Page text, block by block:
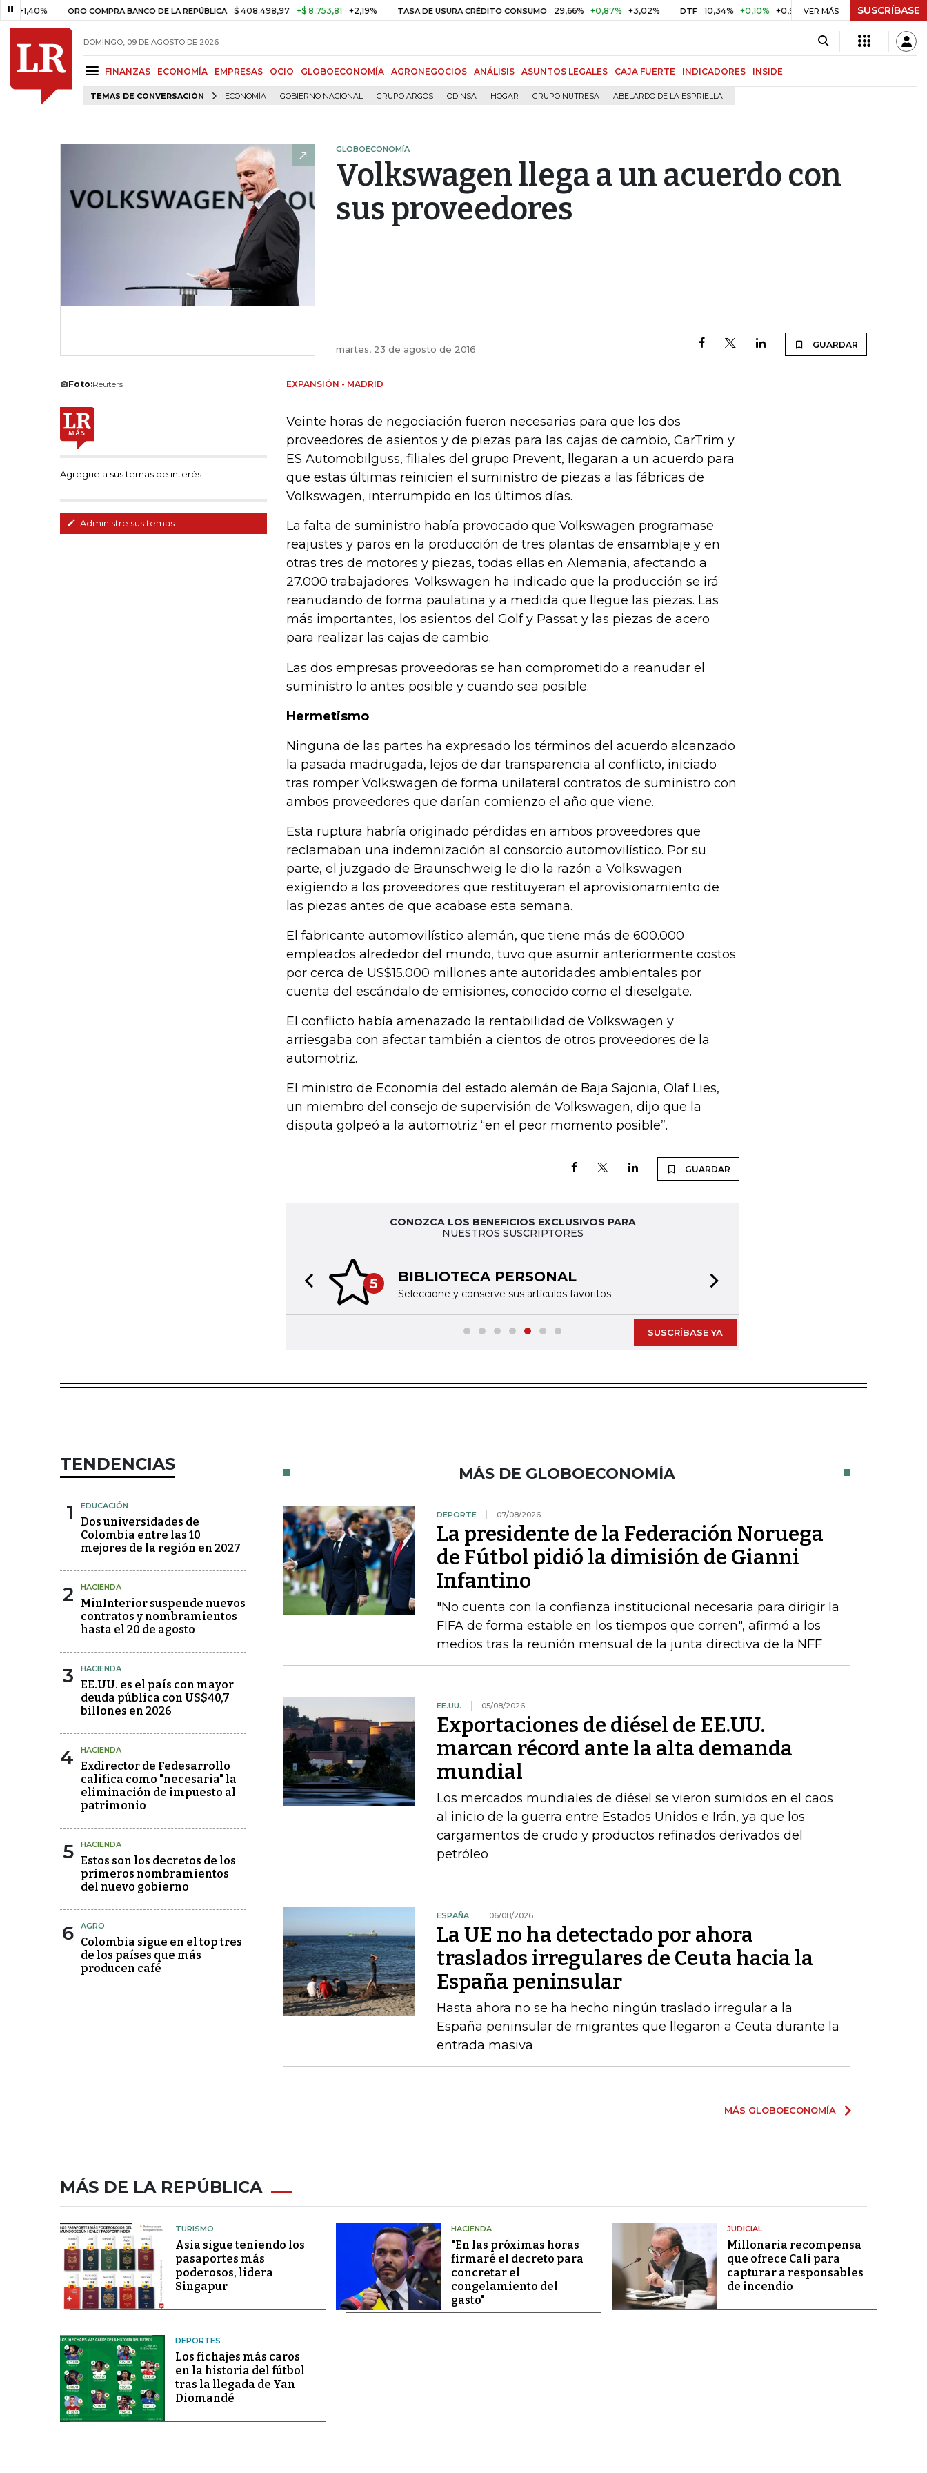
ORO COMPRA BANCO DE LA REPÚBLICA $ 408.498,97 +$ 8.753,81 +2,19% TASA DE USURA CRÉDITO CONSUMO 29,66% +0,87% +3,02% DTF 10,34% +0,10% +0,98% UVR $ 417,01 +$ 0,05 +0,01%
VER MÁS SUSCRÍBASE
DOMINGO, 09 DE AGOSTO DE 2026
FINANZAS ECONOMÍA EMPRESAS OCIO GLOBOECONOMÍA AGRONEGOCIOS ANÁLISIS ASUNTOS LEGALES CAJA FUERTE INDICADORES INSIDE
TEMAS DE CONVERSACIÓN ECONOMÍA GOBIERNO NACIONAL GRUPO ARGOS ODINSA HOGAR GRUPO NUTRESA ABELARDO DE LA ESPRIELLA
GLOBOECONOMÍA
Volkswagen llega a un acuerdo con
sus proveedores
martes, 23 de agosto de 2016 GUARDAR
Foto:Reuters
Agregue a sus temas de interés
Administre sus temas
EXPANSIÓN - MADRID
Veinte horas de negociación fueron necesarias para que los dos
proveedores de asientos y de piezas para las cajas de cambio, CarTrim y
ES Automobilguss, filiales del grupo Prevent, llegaran a un acuerdo para
que estas últimas reinicien el suministro de piezas a las fábricas de
Volkswagen, interrumpido en los últimos días.
La falta de suministro había provocado que Volkswagen programase
reajustes y paros en la producción de tres plantas de ensamblaje y en
otras tres de motores y piezas, todas ellas en Alemania, afectando a
27.000 trabajadores. Volkswagen ha indicado que la producción se irá
reanudando de forma paulatina y a medida que llegue las piezas. Las
más importantes, los asientos del Golf y Passat y las piezas de acero
para realizar las cajas de cambio.
Las dos empresas proveedoras se han comprometido a reanudar el
suministro lo antes posible y cuando sea posible.
Hermetismo
Ninguna de las partes ha expresado los términos del acuerdo alcanzado
la pasada madrugada, lejos de dar transparencia al conflicto, iniciado
tras romper Volkswagen de forma unilateral contratos de suministro con
ambos proveedores que darían comienzo el año que viene.
Esta ruptura habría originado pérdidas en ambos proveedores que
reclamaban una indemnización al consorcio automovilístico. Por su
parte, el juzgado de Braunschweig le dio la razón a Volkswagen
exigiendo a los proveedores que restituyeran el aprovisionamiento de
las piezas antes de que acabase esta semana.
El fabricante automovilístico alemán, que tiene más de 600.000
empleados alrededor del mundo, tuvo que asumir anteriormente costos
por cerca de US$15.000 millones ante autoridades ambientales por
cuenta del escándalo de emisiones, conocido como el dieselgate.
El conflicto había amenazado la rentabilidad de Volkswagen y
arriesgaba con afectar también a cientos de otros proveedores de la
automotriz.
El ministro de Economía del estado alemán de Baja Sajonia, Olaf Lies,
un miembro del consejo de supervisión de Volkswagen, dijo que la
disputa golpeó a la automotriz “en el peor momento posible”.
GUARDAR
CONOZCA LOS BENEFICIOS EXCLUSIVOS PARA
NUESTROS SUSCRIPTORES
5 BIBLIOTECA PERSONAL
Seleccione y conserve sus artículos favoritos
Previous slide
SUSCRÍBASE YA
TENDENCIAS
1 EDUCACIÓN
Dos universidades de
Colombia entre las 10
mejores de la región en 2027
2 HACIENDA
MinInterior suspende nuevos
contratos y nombramientos
hasta el 20 de agosto
3 HACIENDA
EE.UU. es el país con mayor
deuda pública con US$40,7
billones en 2026
4 HACIENDA
Exdirector de Fedesarrollo
califica como "necesaria" la
eliminación de impuesto al
patrimonio
5 HACIENDA
Estos son los decretos de los
primeros nombramientos
del nuevo gobierno
6 AGRO
Colombia sigue en el top tres
de los países que más
producen café
MÁS DE GLOBOECONOMÍA
DEPORTE 07/08/2026
La presidente de la Federación Noruega
de Fútbol pidió la dimisión de Gianni
Infantino
"No cuenta con la confianza institucional necesaria para dirigir la
FIFA de forma estable en los tiempos que corren", afirmó a los
medios tras la reunión mensual de la junta directiva de la NFF
EE.UU. 05/08/2026
Exportaciones de diésel de EE.UU.
marcan récord ante la alta demanda
mundial
Los mercados mundiales de diésel se vieron sumidos en el caos
al inicio de la guerra entre Estados Unidos e Irán, ya que los
cargamentos de crudo y productos refinados derivados del
petróleo
ESPAÑA 06/08/2026
La UE no ha detectado por ahora
traslados irregulares de Ceuta hacia la
España peninsular
Hasta ahora no se ha hecho ningún traslado irregular a la
España peninsular de migrantes que llegaron a Ceuta durante la
entrada masiva
MÁS GLOBOECONOMÍA
MÁS DE LA REPÚBLICA
TURISMO
Asia sigue teniendo los
pasaportes más
poderosos, lidera
Singapur
HACIENDA
"En las próximas horas
firmaré el decreto para
concretar el
congelamiento del
gasto"
JUDICIAL
Millonaria recompensa
que ofrece Cali para
capturar a responsables
de incendio
DEPORTES
Los fichajes más caros
en la historia del fútbol
tras la llegada de Yan
Diomandé